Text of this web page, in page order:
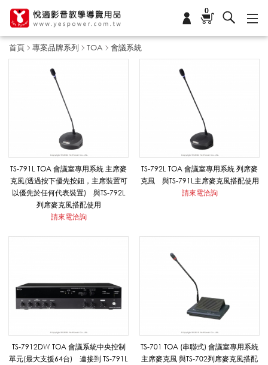
0
首頁 專案品牌系列 TOA 會議系統
系
T
O
TS-791L TOA 會議室專用系統 主席麥
克風(透過按下優先按鈕，主席裝置可
以優先於任何代表裝置) 與TS-792L
列席麥克風搭配使用
請來電洽詢
TS-792L TOA 會議室專用系統 列席麥
克風 與TS-791L主席麥克風搭配使用
請來電洽詢
TS-7912DW TOA 會議系統中央控制
單元(最大支援64台) 連接到 TS-791L
TS-701 TOA (串聯式) 會議室專用系統
主席麥克風 與TS-702列席麥克風搭配